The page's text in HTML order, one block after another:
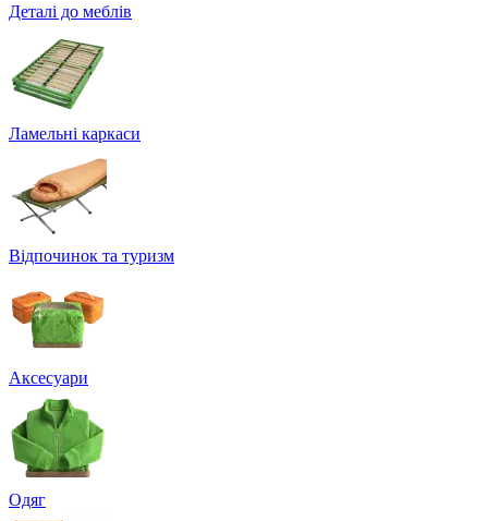
Деталі до меблів
Ламельні каркаси
Відпочинок та туризм
Аксесуари
Одяг